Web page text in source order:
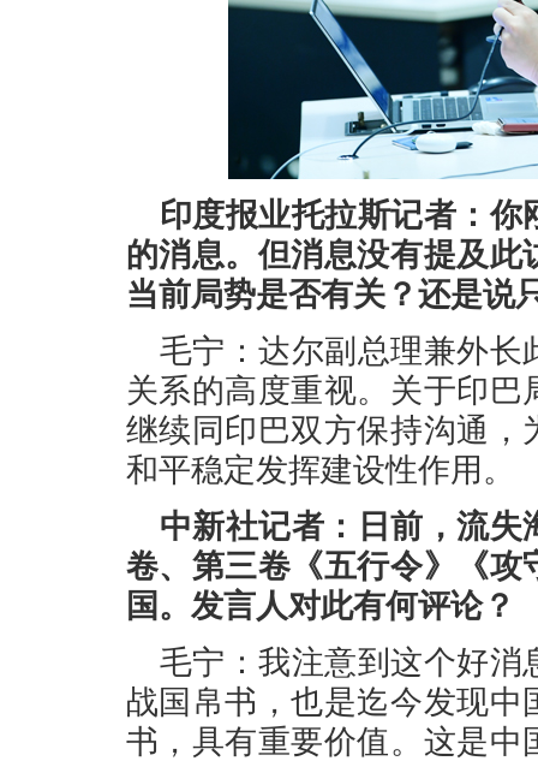
印度报业托拉斯记者：
的消息。但消息没有提及
当前局势是否有关？还是说
毛宁：达尔副总理兼外
关系的高度重视。关于印
继续同印巴双方保持沟通
和平稳定发挥建设性作用。
中新社记者：日前，流
卷、第三卷《五行令》《
国。发言人对此有何评论？
毛宁：我注意到这个好
战国帛书，也是迄今发现
书，具有重要价值。这是